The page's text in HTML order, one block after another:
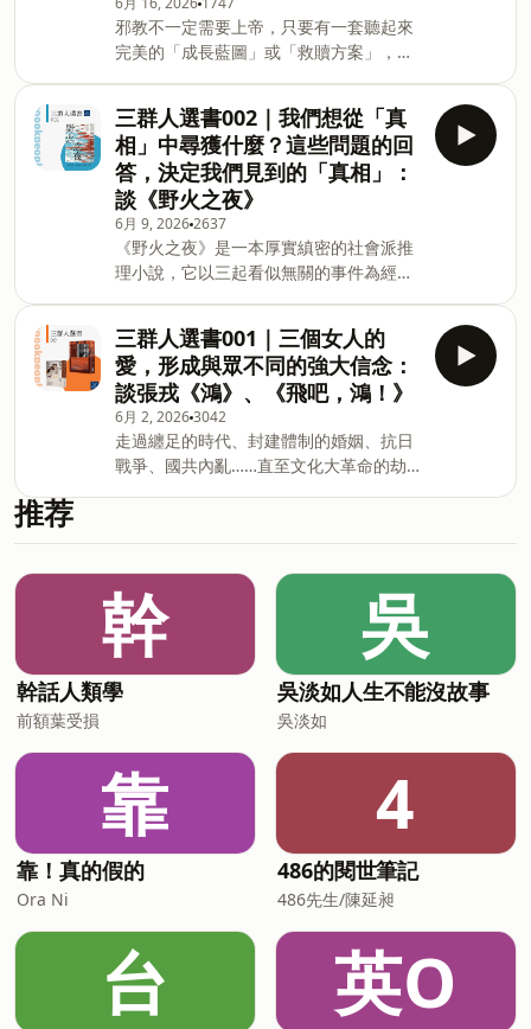
我，你是怎麼死的》、《我在拍電影時思
考的事》 ➤ 執行過印象最深刻的出版故事
（這次是鬼故事！）
───────────────────── 代班主
持人：李邠如 受訪人：謝至平、陳雨柔
🎧歡迎追蹤我們的IG，請搜尋：bo
的鴻溝。父母銀行的有無，影響之深，從
學校教育的科系選擇，到「大小孩」現
象，到對成家與生育的遲疑，我們看到家
庭經濟如何滲入個人生命的每一個決定。
▍本集書單： 麥田出版｜伊麗莎．菲爾比
(Eliza Filby) 《繼承經濟》：
https://www.cite.com.tw/book?
id=105604 ▍本集重點： ➤ 你的自由
度，取決於父母的口袋深度！ ➤ 如果靠自
己，我們根本住不起自己從小長大的街
區，不管是租還是買 ➤ 繼承經濟的理論，
為什麼只適用在千禧世代？ ➤ 有學歷就可
翻身，為何需要繼
邪教不一定需要上帝，只要有一套聽起來
完美的「成長藍圖」或「救贖方案」，任
踏進那些精心包裝的陷阱中。《怪奇邪教
檔案錄》的作者J. W. 奧克提到「人人都是
邪教徒」，當我們對意義與成長的渴望逐
漸提升時，將成為這些教主最完美的獵
場。 ▍本集書單： 馬可孛羅｜J. W. 奧克
《怪奇邪教檔案錄》：
https://www.cite.com.tw/book?
id=106348 ▍本集重點： ➤ 細胞宇宙進
化論：關於「科雷山統一社團」 ➤ 邪教好
芳鄰：來自台灣的「飛碟會」真道教 ➤ 螞
蟻山的孩子：自戀的獨裁者「泰里奧」 ➤
偽裝為成長課程的陷阱：脅迫女教徒成性
奴的「NXIVM」 ➤ 無法清醒的信徒，他
們追求的信仰是什麼？ ➤ 邪教無解藥？
───────────────────── 主持
人：謝至平 說書人：馬可孛羅編輯 江品
萱（江
三群人選書002｜我們想從「真
相」中尋獲什麼？這些問題的回
答，決定我們見到的「真相」：
談《野火之夜》
6月 9, 20262637
《野火之夜》是一本厚實縝密的社會派推
理小說，它以三起看似無關的事件為經
處的事件。如果您正在尋找一部值得慢下
腳步、深入閱讀、細細品味的作品，這個
故事將會是極佳的選擇。 ▍本集書單：
獨步文化｜望月諒子Mochizuki Ryoko
《野火之夜》：
https://www.cite.com.tw/book?
id=106611 **📌 **獨步20週年★滿額贈
紀念豆本 即日起至6/17，於博客來網站單
起。單筆滿666送【獨步20週年紀念豆
本】乙本（《筷》、《人間椅子》兩款隨
機贈出） ▍本集重點： ➤ 染血的錢交換
來一群壞朋友 ➤ 我就是壞人，但也比那些
道貌岸然的傢伙好上許多 ➤ 他的死是文學
中的必然，因為現代的社會不需要他 ➤ 即
使沒有意義，還是要找出真相 ➤ 被時代遺
三群人選書001｜三個女人的
愛，形成與眾不同的強大信念：
談張戎《鴻》、《飛吧，鴻！》
6月 2, 20263042
走過纏足的時代、封建體制的婚姻、抗日
戰爭、國共內亂……直至文化大革命的劫
張戎 出版社：麥田出版 《鴻》：
id=107298 《飛吧，鴻！：母親、我與中
國》：https://www.cite.com.tw/book?
id=107299 ▍本集重點： ➤ 《鴻》與續
作《飛吧，鴻！》的差異 ➤ 姥姥玉芳的故
事 ➤ 母親德鴻的故事 ➤ 作者張戎的故事
───────────────────── 主持
人：謝至平 說書人：麥田出版第七編輯室
副總編輯 徐凡 製作人：李邠如 🎧歡迎
追蹤我們的IG，請
推荐
幹
幹話人類學
前額葉受損
吳
吳淡如人生不能沒故事
吳淡如
靠
靠！真的假的
Ora Ni
4
486的閱世筆記
486先生/陳延昶
台 英O